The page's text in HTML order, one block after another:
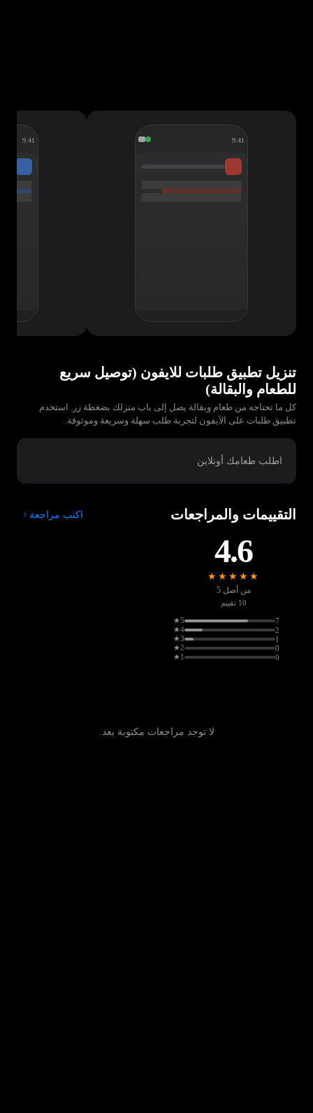
9:41
9:41
تنزيل تطبيق طلبات للايفون (توصيل سريع
للطعام والبقالة)
كل ما تحتاجه من طعام وبقالة يصل إلى باب منزلك بضغطة زر. استخدم
تطبيق طلبات على الآيفون لتجربة طلب سهلة وسريعة وموثوقة.
اطلب طعامك أونلاين
التقييمات والمراجعات اكتب مراجعة
4.6
★★★★★
من أصل 5
10 تقييم
5★
7
4★
2
3★
1
2★
0
1★
0
لا توجد مراجعات مكتوبة بعد.